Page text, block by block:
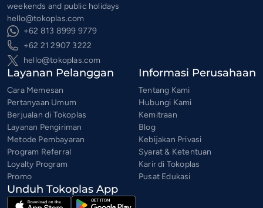
weekends and public holidays
hello@tokoplas.com
+62 813 8999 9779
+62 21 2907 3222
hello@tokoplas.com
Layanan Pelanggan
Cara Memesan
Pertanyaan Umum
Berjualan di Tokoplas
Layanan Pengiriman
Metode Pembayaran
Program Referral
Loyalty Program
Promo
Informasi Perusahaan
Tentang Kami
Hubungi Kami
Kemitraan
Blog
Kebijakan Privasi
Syarat & Ketentuan
Karir di Tokoplas
Pusat Edukasi
Unduh Tokoplas App